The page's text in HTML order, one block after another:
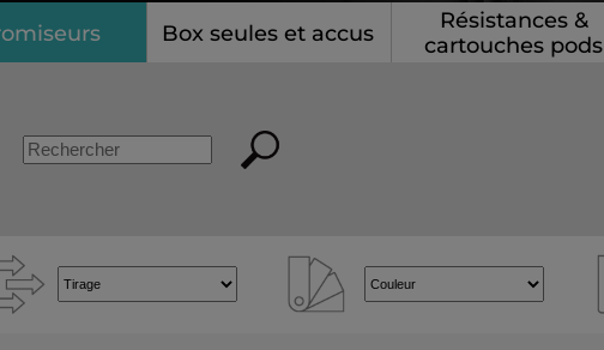
Box seules et accus
Résistances &
cartouches pods